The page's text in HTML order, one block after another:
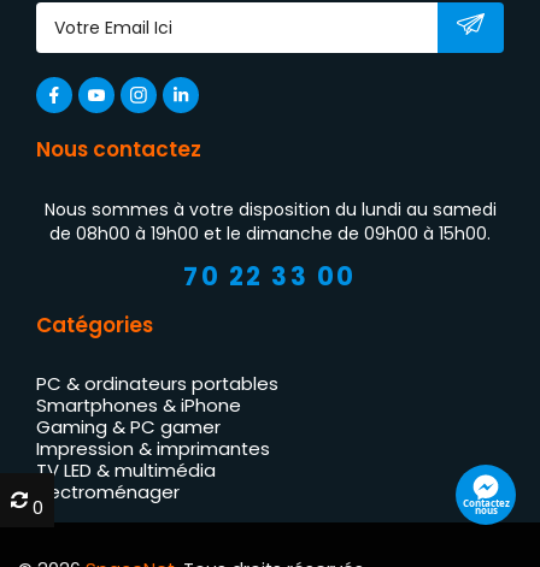
Nous contactez
Nous sommes à votre disposition du lundi au samedi
de 08h00 à 19h00 et le dimanche de 09h00 à 15h00.
70 22 33 00
Catégories
PC & ordinateurs portables
Smartphones & iPhone
Gaming & PC gamer
Impression & imprimantes
TV LED & multimédia
Électroménager
Contactez
nous
0
0